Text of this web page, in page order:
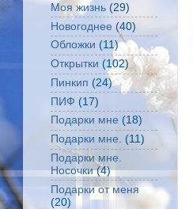
Моя жизнь (29)
Новогоднее (40)
Обложки (11)
Открытки (102)
Пинкип (24)
ПИФ (17)
Подарки мне (18)
Подарки мне. (11)
Подарки мне.
Носочки (4)
Подарки от меня
(20)